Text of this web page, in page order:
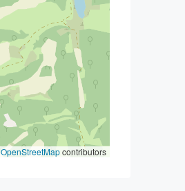
OpenStreetMapcontributors